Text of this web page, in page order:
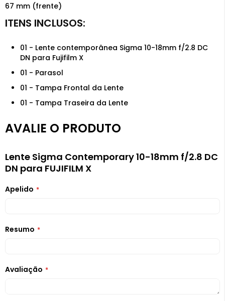
67 mm (frente)
01 - Lente contemporânea Sigma 10-18mm f/2.8 DC
DN para Fujifilm X
01 - Parasol
01 - Tampa Frontal da Lente
01 - Tampa Traseira da Lente
AVALIE O PRODUTO
Lente Sigma Contemporary 10-18mm f/2.8 DC
DN para FUJIFILM X
Apelido
Resumo
Avaliação